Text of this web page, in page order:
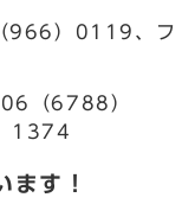
966）0119、フ
（6788）
1374
ます！